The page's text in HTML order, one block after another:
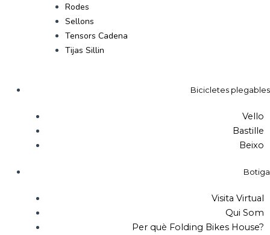
Rodes
Sellons
Tensors Cadena
Tijas Sillin
Bicicletes plegables
Vello
Bastille
Beixo
Botiga
Visita Virtual
Qui Som
Per què Folding Bikes House?